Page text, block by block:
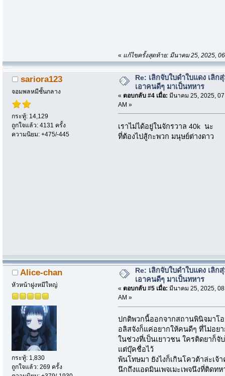
« แก้ไขครั้งสุดท้าย: มีนาคม 25, 2025,
sariora123
จอมพลหมีชั้นกลาง
กระทู้: 14,129
ถูกใจแล้ว: 4131 ครั้ง
ความนิยม: +475/-445
Re: เลิกจับใบดำใบแดง เลิก
เอาคนดีๆ มาเป็นทหาร
« ตอบกลับ #4 เมื่อ: มีนาคม 25, 2025,
AM »
เราไม่ได้อยู่ในจักรวาล 40k นะ
ที่ต้องไปสู้กะพวก มนุษย์ต่างดาว
Alice-chan
หัวหน้าฝูงหมีใหญ่
กระทู้: 1,830
ถูกใจแล้ว: 269 ครั้ง
Re: เลิกจับใบดำใบแดง เลิก
เอาคนดีๆ มาเป็นทหาร
« ตอบกลับ #5 เมื่อ: มีนาคม 25, 2025,
AM »
ปกติพวกนี้ออกจากสถานพินิจมาโ
อลิสจังก็แค่อยากให้คนดีๆ ที่ไม่อย
ในช่วงที่เป็นเยาวชน ใครติดยาก็
แต่บุ๊คชื่อไว้
พ้นโทษมา ยังไงก็เกินโควต้าล่ะเจ้
นึกถึงแอดมินเพจเมะเพจนึงที่ติดทห